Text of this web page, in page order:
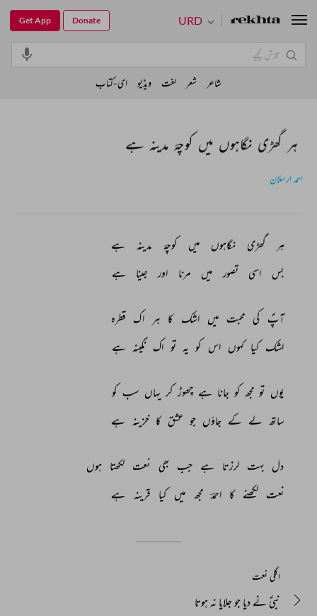
ہر گھڑی نگاہوں میں کوچۂ مدینہ ہے
احمد ارسلان
ہر گھڑی نگاہوں میں کوچۂ مدینہ
ہے
بس
اسی تصور میں مرنا اور جینا ہے
آپؐ کی محبت میں اشک کا ہر اک قطرہ
اشک کیا کہوں اس کو یہ تو اک نگینہ ہے
یوں تو مجھ کو جانا ہے چھوڑ کر یہاں سب کو
ساتھ لے کے جاؤں جو عشق کا خزینہ ہے
دل بہت لرزتا ہے جب بھی نعت لکھتا ہوں
نعت لکھنے کا احمدؔ مجھ میں کیا قرینہ ہے
اگلی نعت
نبیؐ نے دیا جو جلایا نہ ہوتا
URD
Get App Donate
شاعر شعر لغت ویڈیو ای-کتاب